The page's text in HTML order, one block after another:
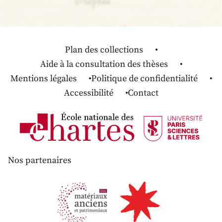
Plan des collections
Aide à la consultation des thèses
Mentions légales
Politique de confidentialité
Accessibilité
Contact
Nos partenaires